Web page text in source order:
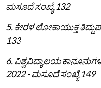
ಮಸೂದೆ ಸಂಖ್ಯೆ 132
5. ಕೇರಳ ಲೋಕಾಯುಕ್ತ
133
6. ವಿಶ್ವವಿದ್ಯಾಲಯ
2022 - ಮಸೂದೆ ಸಂಖ್ಯೆ 149